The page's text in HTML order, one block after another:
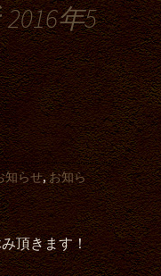
年5
知らせ,お知ら
頂きます！